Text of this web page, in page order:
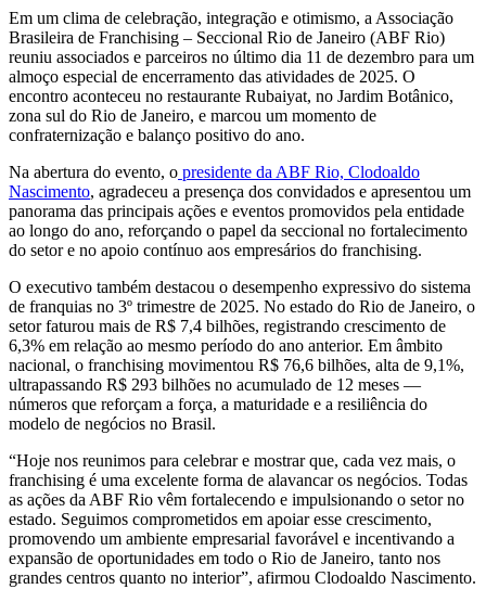
Em um clima de celebração, integração e otimismo, a Associação
Brasileira de Franchising – Seccional Rio de Janeiro (ABF Rio)
reuniu associados e parceiros no último dia 11 de dezembro para um
almoço especial de encerramento das atividades de 2025. O
encontro aconteceu no restaurante Rubaiyat, no Jardim Botânico,
zona sul do Rio de Janeiro, e marcou um momento de
confraternização e balanço positivo do ano.
Na abertura do evento, o presidente da ABF Rio, Clodoaldo
Nascimento, agradeceu a presença dos convidados e apresentou um
panorama das principais ações e eventos promovidos pela entidade
ao longo do ano, reforçando o papel da seccional no fortalecimento
do setor e no apoio contínuo aos empresários do franchising.
O executivo também destacou o desempenho expressivo do sistema
de franquias no 3º trimestre de 2025. No estado do Rio de Janeiro, o
setor faturou mais de R$ 7,4 bilhões, registrando crescimento de
6,3% em relação ao mesmo período do ano anterior. Em âmbito
nacional, o franchising movimentou R$ 76,6 bilhões, alta de 9,1%,
ultrapassando R$ 293 bilhões no acumulado de 12 meses —
números que reforçam a força, a maturidade e a resiliência do
modelo de negócios no Brasil.
“Hoje nos reunimos para celebrar e mostrar que, cada vez mais, o
franchising é uma excelente forma de alavancar os negócios. Todas
as ações da ABF Rio vêm fortalecendo e impulsionando o setor no
estado. Seguimos comprometidos em apoiar esse crescimento,
promovendo um ambiente empresarial favorável e incentivando a
expansão de oportunidades em todo o Rio de Janeiro, tanto nos
grandes centros quanto no interior”, afirmou Clodoaldo Nascimento.